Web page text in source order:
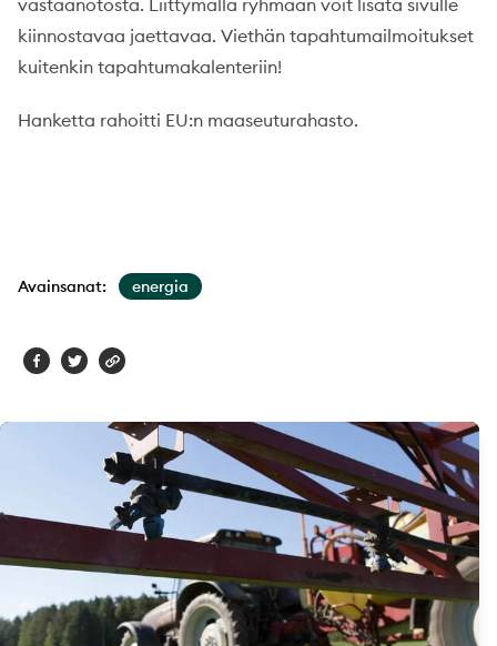
vastaanotosta. Liittymällä ryhmään voit lisätä sivulle
kiinnostavaa jaettavaa. Viethän tapahtumailmoitukset
kuitenkin tapahtumakalenteriin!
Hanketta rahoitti EU:n maaseuturahasto.
Avainsanat: energia